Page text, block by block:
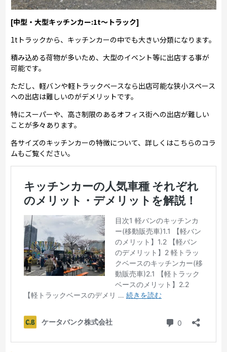
[中型・大型キッチンカー:1t～トラック]
1tトラックから、キッチンカーの中でも大きい分類になります。
積み込める荷物が多いため、大型のイベント等に出店する事が
可能です。
ただし、軽バンや軽トラックベースなら出店可能な狭小スペース
への出店は難しいのがデメリットです。
特にスーパーや、高さ制限のあるオフィス街への出店が難しい
ことが多々あります。
各サイズのキッチンカーの特徴について、詳しくはこちらのコラ
ムもご覧ください。